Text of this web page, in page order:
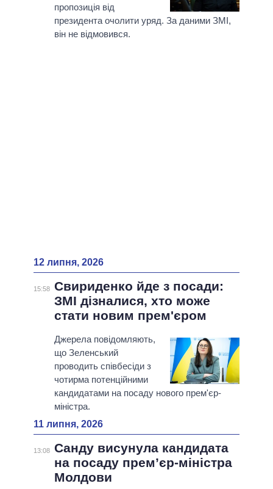
ГОЛОВИ ОБЛАДМІНІСТРАЦІЙ
МЕРИ МІСТ
ВСІ ПЕРСОНИ
ПОРІВНЯННЯ ПОЛІТИКІВ
пропозиція від
президента очолити уряд. За даними ЗМІ,
він не відмовився.
12 липня, 2026
15:58 Свириденко йде з посади:
ЗМІ дізналися, хто може
стати новим прем'єром
Джерела повідомляють,
що Зеленський
проводить співбесіди з
чотирма потенційними
кандидатами на посаду нового прем'єр-
міністра.
11 липня, 2026
13:08 Санду висунула кандидата
на посаду прем’єр-міністра
Молдови